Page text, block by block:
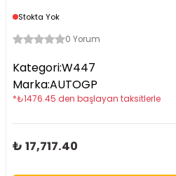
Stokta Yok
0 Yorum
Kategori:W447
Marka:AUTOGP
*₺1476.45 den başlayan taksitlerle
₺ 17,717.40